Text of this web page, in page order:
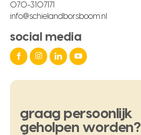
070-3107171
info@schielandborsboom.nl
social media
graag persoonlijk
geholpen worden?